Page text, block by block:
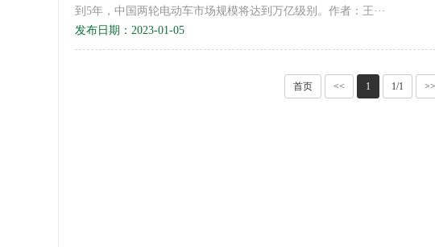
到5年，中国两轮电动车市场规模将达到万亿级别。作者：王···
发布日期：2023-01-05
首页 << 1 1/1 >>